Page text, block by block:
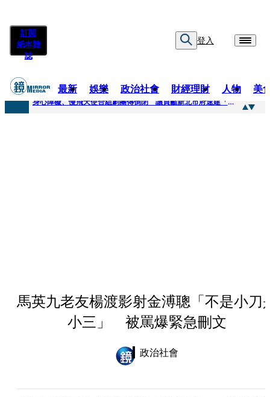
訂閱
紙本雜
誌
登入
最新 娛樂 政治社會 財經理財 人物 美
快訊
身心障礙、慢飛天使合組劇團傳倒閉 議員籲新北市府速建「文化藝術急難協助專案」
馬英九老友楊渡影射金溥聰「不是小刀
小三」 被罵爆緊急刪文
政治社會